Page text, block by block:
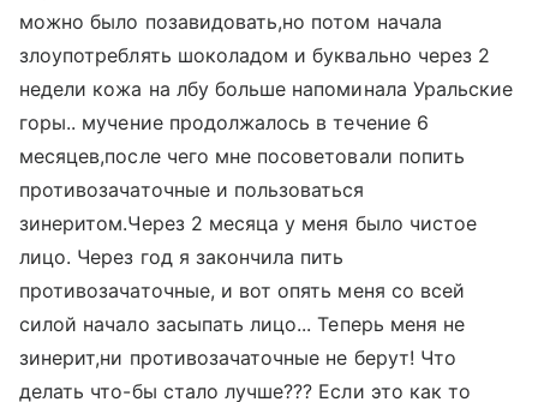
можно было позавидовать,но потом начала
злоупотреблять шоколадом и буквально через 2
недели кожа на лбу больше напоминала Уральские
горы.. мучение продолжалось в течение 6
месяцев,после чего мне посоветовали попить
противозачаточные и пользоваться
зинеритом.Через 2 месяца у меня было чистое
лицо. Через год я закончила пить
противозачаточные, и вот опять меня со всей
силой начало засыпать лицо... Теперь меня не
зинерит,ни противозачаточные не берут! Что
делать что-бы стало лучше??? Если это как то